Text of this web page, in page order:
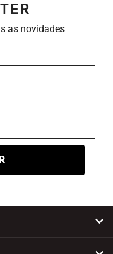
as novidades